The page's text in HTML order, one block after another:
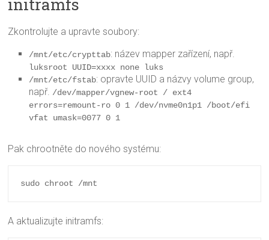
initramfs
Zkontrolujte a upravte soubory:
/mnt/etc/crypttab: název mapper zařízení, např.
luksroot UUID=xxxx none luks
/mnt/etc/fstab: opravte UUID a názvy volume group,
např. /dev/mapper/vgnew-root / ext4
errors=remount-ro 0 1 /dev/nvme0n1p1 /boot/efi
vfat umask=0077 0 1
Pak chrootněte do nového systému:
A aktualizujte initramfs: